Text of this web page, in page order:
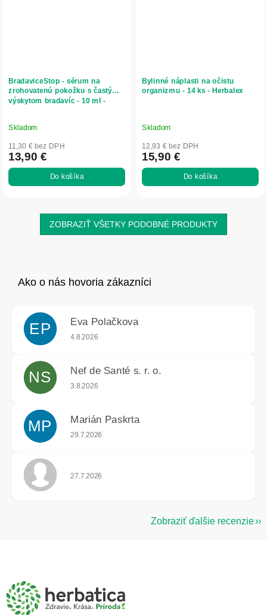
BradaviceStop - sérum na
zrohovatenú pokožku s častým
výskytom bradavíc - 10 ml -
Skladom
11,30 € bez DPH
13,90 €
Do košíka
Bylinné náplasti na očistu
organizmu - 14 ks - Herbalex
Skladom
12,93 € bez DPH
15,90 €
Do košíka
ZOBRAZIŤ VŠETKY PODOBNÉ PRODUKTY
EP Eva Polačkova
Hodnotenie obchodu je 5 z 5 hviezdičiek.
4.8.2026
NS Nef de Santé s. r. o.
Hodnotenie obchodu je 5 z 5 hviezdičiek.
3.8.2026
MP Marián Paskrta
Hodnotenie obchodu je 5 z 5 hviezdičiek.
29.7.2026
Hodnotenie obchodu je 5 z 5 hviezdičiek.
27.7.2026
Zobraziť ďalšie recenzie